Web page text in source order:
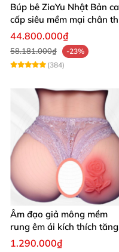
Búp bê ZiaYu Nhật Bản
cấp siêu mềm mại chân
44.800.000₫
58.181.000₫
-23%
(384)
Âm đạo giả mông mềm
rung êm ái kích thích tăng
khoái cảm
1.290.000₫